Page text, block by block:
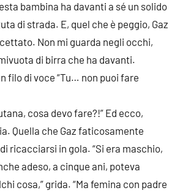
bambina ha davanti a sé un solido
di strada. E, quel che è peggio, Gaz
Non mi guarda negli occhi,
di birra che ha davanti.
filo di voce “Tu… non puoi fare
cosa devo fare?!” Ed ecco,
Quella che Gaz faticosamente
ricacciarsi in gola. “Si era maschio,
adeso, a cinque ani, poteva
cosa,” grida. “Ma femina con padre